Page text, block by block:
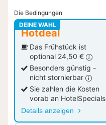
Die Bedingungen
DEINE WAHL
Hotdeal
Das Frühstück ist
optional 24,50 €
Besonders günstig -
nicht stornierbar
Sie zahlen die Kosten
vorab an HotelSpecials
Details anzeigen